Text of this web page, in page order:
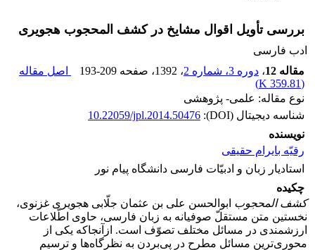
بررسی تأویل اقوال مشایخ در کشف المحجوب هجویری
ادب فارسی
مقاله 12
، دوره 3، شماره 2 ، 1392 ، صفحه 193-209
اصل مقاله
(
359.81 K
)
نوع مقاله: علمی- پژوهشی
شناسه دیجیتال (DOI):
10.22059/jpl.2014.50476
نویسنده
رقیّه بایرام‌ حقیقی
استادیار زبان و ادبیّات فارسی دانشگاه پیام نور
چکیده
کشف المحجوب ابوالحسن علی بن عثمان جلّابی هجویری غزنوی،
نخستین متن مستقلّ صوفیانه به زبان فارسی، حاوی اطّلاعات
ارزشمندی در مسائل مختلف تصوّف است. ازآنجاکه یکی از
محوری‌ترین مسائل مطرح در پی‌بردن به نظرگاه‌ها و ترسیم